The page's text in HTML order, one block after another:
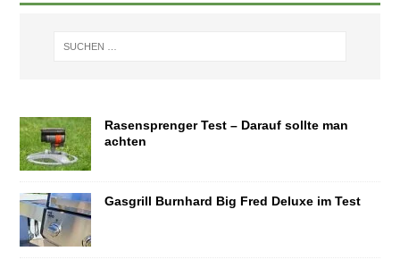
Rasensprenger Test – Darauf sollte man
achten
Gasgrill Burnhard Big Fred Deluxe im Test